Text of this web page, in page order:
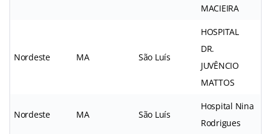
MACIEIRA
Nordeste MA São Luís
HOSPITAL
DR.
JUVÊNCIO
MATTOS
Nordeste MA São Luís
Hospital Nina
Rodrigues